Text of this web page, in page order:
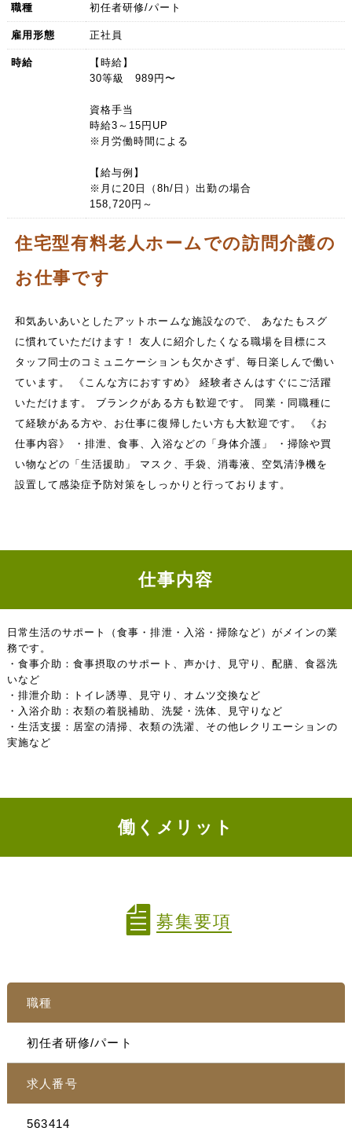
職種 初任者研修/パート
雇用形態 正社員
時給
【時給】
30等級 989円〜
資格手当
時給3～15円UP
※月労働時間による
【給与例】
※月に20日（8h/日）出勤の場合
158,720円～
住宅型有料老人ホームでの訪問介護の
お仕事です
和気あいあいとしたアットホームな施設なので、 あなたもスグ
に慣れていただけます！ 友人に紹介したくなる職場を目標にス
タッフ同士のコミュニケーションも欠かさず、毎日楽しんで働い
ています。 《こんな方におすすめ》 経験者さんはすぐにご活躍
いただけます。 ブランクがある方も歓迎です。 同業・同職種に
て経験がある方や、お仕事に復帰したい方も大歓迎です。 《お
仕事内容》 ・排泄、食事、入浴などの「身体介護」 ・掃除や買
い物などの「生活援助」 マスク、手袋、消毒液、空気清浄機を
設置して感染症予防対策をしっかりと行っております。
仕事内容
日常生活のサポート（食事・排泄・入浴・掃除など）がメインの業
務です。
・食事介助：食事摂取のサポート、声かけ、見守り、配膳、食器洗
いなど
・排泄介助：トイレ誘導、見守り、オムツ交換など
・入浴介助：衣類の着脱補助、洗髪・洗体、見守りなど
・生活支援：居室の清掃、衣類の洗濯、その他レクリエーションの
実施など
働くメリット
募集要項
職種
初任者研修/パート
求人番号
563414